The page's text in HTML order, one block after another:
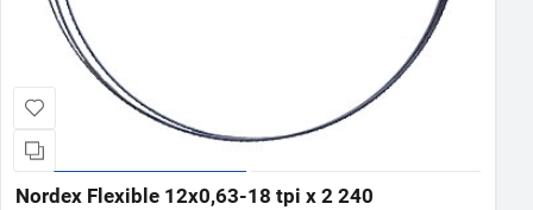
Nordex Flexible 12х0,63-18 tpi x 2 240